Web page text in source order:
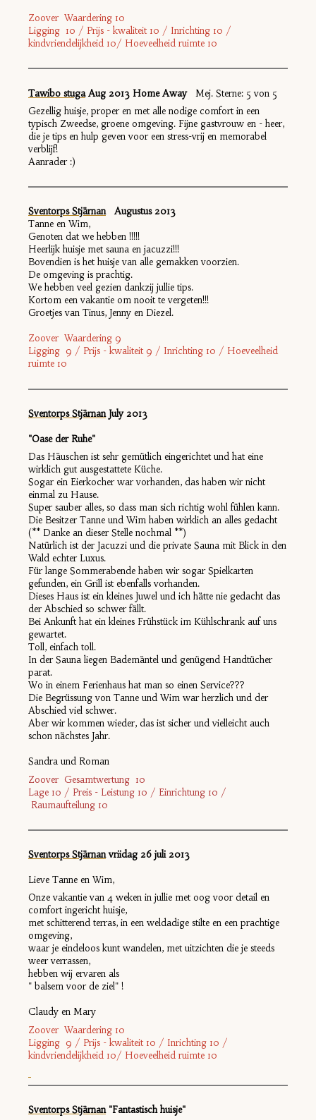
Zoover Waardering 10
Ligging 10 / Prijs - kwaliteit 10 / Inrichting 10 /
kindvriendelijkheid 10/ Hoeveelheid ruimte 10
Tawibo stuga Aug 2013 Home AwayMej. Sterne: 5 von 5
Gezellig huisje, proper en met alle nodige comfort in een
typisch Zweedse, groene omgeving. Fijne gastvrouw en - heer,
die je tips en hulp geven voor een stress-vrij en memorabel
verblijf!
Aanrader :)
Sventorps Stjärnan
Augustus 2013
Tanne en Wim,
Genoten dat we hebben !!!!!
Heerlijk huisje met sauna en jacuzzi!!!
Bovendien is het huisje van alle gemakken voorzien.
De omgeving is prachtig.
We hebben veel gezien dankzij jullie tips.
Kortom een vakantie om nooit te vergeten!!!
Groetjes van Tinus, Jenny en Diezel.
Zoover Waardering 9
Ligging 9 / Prijs - kwaliteit 9 / Inrichting 10 / Hoeveelheid
ruimte 10
Sventorps Stjärnan July 2013
"Oase der Ruhe"
Das Häuschen ist sehr gemütlich eingerichtet und hat eine
wirklich gut ausgestattete Küche.
Sogar ein Eierkocher war vorhanden, das haben wir nicht
einmal zu Hause.
Super sauber alles, so dass man sich richtig wohl fühlen kann.
Die Besitzer Tanne und Wim haben wirklich an alles gedacht
(** Danke an dieser Stelle nochmal **)
Natürlich ist der Jacuzzi und die private Sauna mit Blick in den
Wald echter Luxus.
Für lange Sommerabende haben wir sogar Spielkarten
gefunden, ein Grill ist ebenfalls vorhanden.
Dieses Haus ist ein kleines Juwel und ich hätte nie gedacht das
der Abschied so schwer fällt.
Bei Ankunft hat ein kleines Frühstück im Kühlschrank auf uns
gewartet.
Toll, einfach toll.
In der Sauna liegen Bademäntel und genügend Handtücher
parat.
Wo in einem Ferienhaus hat man so einen Service???
Die Begrüssung von Tanne und Wim war herzlich und der
Abschied viel schwer.
Aber wir kommen wieder, das ist sicher und vielleicht auch
schon nächstes Jahr.
Sandra und Roman
Zoover Gesamtwertung 10
Lage 10 / Preis - Leistung 10 / Einrichtung 10 /
Raumaufteilung 10
Sventorps Stjärnan vriidag 26 juli 2013
Lieve Tanne en Wim,
Onze vakantie van 4 weken in jullie met oog voor detail en
comfort ingericht huisje,
met schitterend terras, in een weldadige stilte en een prachtige
omgeving,
waar je eindeloos kunt wandelen, met uitzichten die je steeds
weer verrassen,
hebben wij ervaren als
" balsem voor de ziel" !
Claudy en Mary
Zoover Waardering 10
Ligging 9 / Prijs - kwaliteit 10 / Inrichting 10 /
kindvriendelijkheid 10/ Hoeveelheid ruimte 10
Sventorps Stjärnan "Fantastisch huisje"